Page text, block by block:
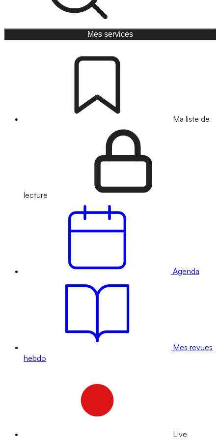
Mes services
Ma liste de
lecture
Agenda
Mes revues
hebdo
Live